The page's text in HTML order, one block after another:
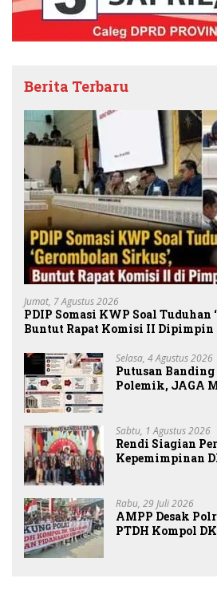
Berita Terbaru
Jumat, 7 Agustus 2026
PDIP Somasi KWP Soal Tuduhan
Buntut Rapat Komisi II Dipimpin
Selasa, 4 Agustus 2026
Putusan Banding
Polemik, JAGA
Sabtu, 1 Agustus 2026
Rendi Siagian
Kepemimpinan
Rabu, 29 Juli 2026
AMPP Desak
PTDH Kompol